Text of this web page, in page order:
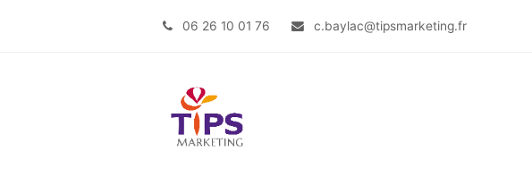
06 26 10 01 76 c.baylac@tipsmarketing.fr